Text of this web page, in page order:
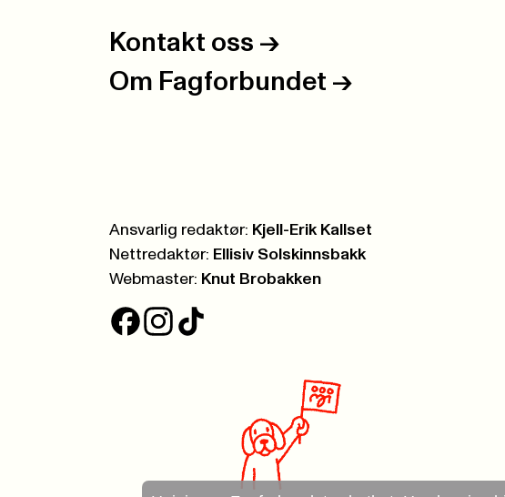
Kontakt oss ->
Om Fagforbundet ->
Ansvarlig redaktør: Kjell-Erik Kallset
Nettredaktør: Ellisiv Solskinnsbakk
Webmaster: Knut Brobakken